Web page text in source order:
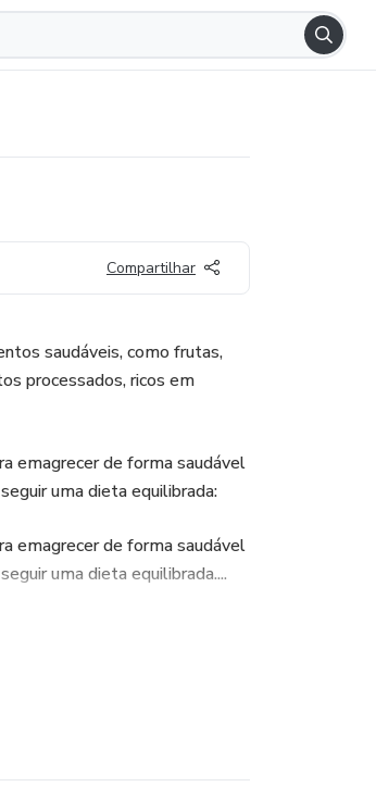
Compartilhar
saudáveis, como frutas,
processados, ricos em
emagrecer de forma saudável
uma dieta equilibrada:
emagrecer de forma saudável
uma dieta equilibrada....